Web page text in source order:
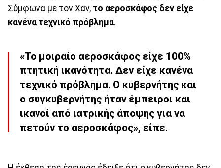
Σύμφωνα με τον Χαν, το αεροσκάφος δεν είχε
κανένα τεχνικό πρόβλημα.
«Το μοιραίο αεροσκάφος είχε 100%
πτητική ικανότητα. Δεν είχε κανένα
τεχνικό πρόβλημα. Ο κυβερνήτης και
ο συγκυβερνήτης ήταν έμπειροι και
ικανοί από ιατρικής άποψης για να
πετούν το αεροσκάφος», είπε.